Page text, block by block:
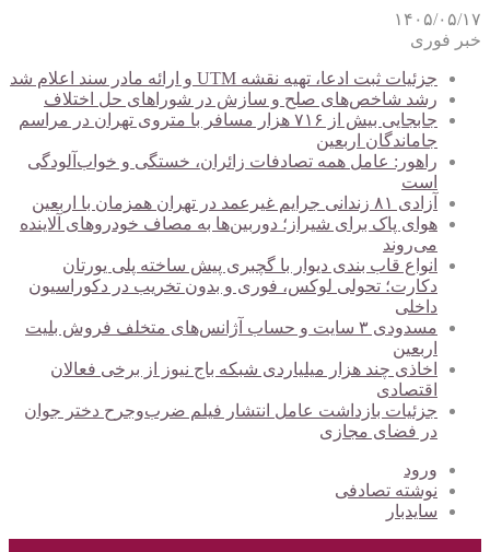
۱۴۰۵/۰۵/۱۷
خبر فوری
جزئیات ثبت ادعا، تهیه نقشه UTM و ارائه مادر سند اعلام شد
رشد شاخص‌های صلح و سازش در شوراهای حل اختلاف
جابجایی بیش از ۷۱۶ هزار مسافر با متروی تهران در مراسم
جاماندگان اربعین
راهور: عامل همه تصادفات زائران، خستگی و خواب‌آلودگی
است
آزادی ۸۱ زندانی جرایم غیرعمد در تهران همزمان با اربعین
هوای پاک برای شیراز؛ دوربین‌ها به مصاف خودروهای آلاینده
می‌روند
انواع قاب بندی دیوار با گچبری پیش ساخته پلی یورتان
دکارت؛ تحولی لوکس، فوری و بدون تخریب در دکوراسیون
داخلی
مسدودی ۳ سایت و حساب آژانس‌های متخلف فروش بلیت
اربعین
اخاذی چند هزار میلیاردی شبکه باج نیوز از برخی فعالان
اقتصادی
جزئیات بازداشت عامل انتشار فیلم ضرب‌وجرح دختر جوان
در فضای مجازی
ورود
نوشته تصادفی
سایدبار